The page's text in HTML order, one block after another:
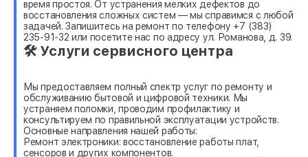
время простоя. От устранения мелких дефектов до
восстановления сложных систем — мы справимся с любой
задачей. Запишитесь на ремонт по телефону +7 (383)
235-91-32 или посетите нас по адресу ул. Романова, д. 39.
🛠 Услуги сервисного центра
Мы предоставляем полный спектр услуг по ремонту и
обслуживанию бытовой и цифровой техники. Мы
устраняем поломки, проводим профилактику и
консультируем по правильной эксплуатации устройств.
Основные направления нашей работы:
Ремонт электроники: восстановление работы плат,
сенсоров и других компонентов.